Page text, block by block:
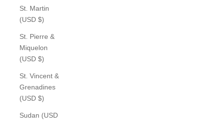
St. Martin
(USD $)
St. Pierre &
Miquelon
(USD $)
St. Vincent &
Grenadines
(USD $)
Sudan (USD